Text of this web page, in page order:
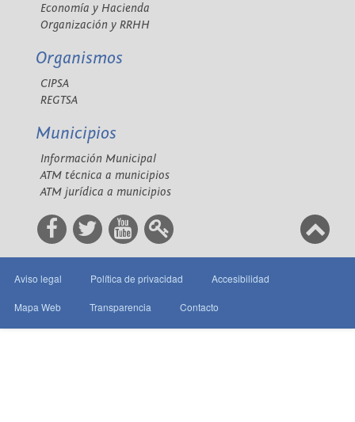
Economía y Hacienda
Organización y RRHH
Organismos
CIPSA
REGTSA
Municipios
Información Municipal
ATM técnica a municipios
ATM jurídica a municipios
Aviso legal Política de privacidad Accesibilidad
Mapa Web Transparencia Contacto